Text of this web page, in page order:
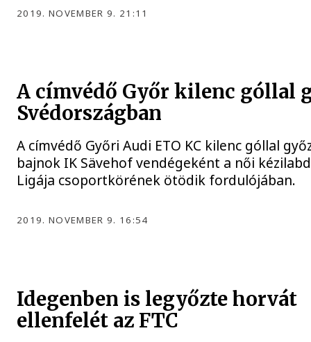
2019. NOVEMBER 9. 21:11
A címvédő Győr kilenc góllal
Svédországban
A címvédő Győri Audi ETO KC kilenc góllal
bajnok IK Sävehof vendégeként a női
Ligája csoportkörének ötödik fordulójában.
2019. NOVEMBER 9. 16:54
Idegenben is legyőzte horvát
ellenfelét az FTC